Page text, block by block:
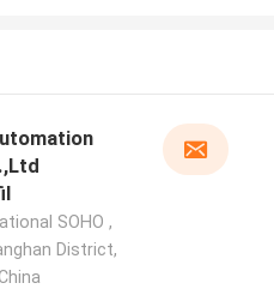
SOHO ,
District,